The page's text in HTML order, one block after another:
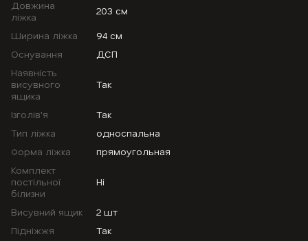
Довжина
ліжка
203 см
Ширина ліжка
94 см
Оснування
ДСП
Наявність
висувного
ящика
Так
Ізголів'я
Так
Тип ліжка
односпальна
Форма ліжка
прямоугольная
Комплект
постільної
білизни
Ні
Висувний ящик
2 шт
Підніжжя
Так